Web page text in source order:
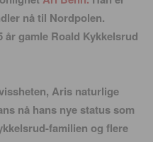
nå til Nordpolen.
år gamle Roald Kykkelsrud
Aris naturlige
nå hans nye status som
familien og flere